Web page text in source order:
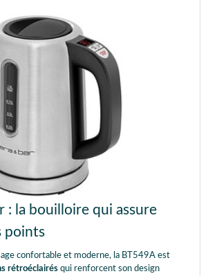
: la bouilloire qui assure
points
confortable et moderne, la BT549A est
rétroéclairés qui renforcent son design